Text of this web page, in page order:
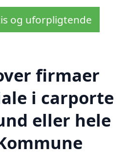
og uforpligtende
firmaer
i carporte
eller hele